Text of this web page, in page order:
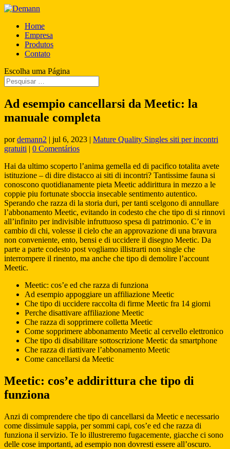
Home
Empresa
Produtos
Contato
Escolha uma Página
Ad esempio cancellarsi da Meetic: la
manuale completa
pordemann2 | jul 6, 2023 | Mature Quality Singles siti per incontri
gratuiti | 0 Comentários
Hai da ultimo scoperto l’anima gemella ed di pacifico totalita avete
istituzione – di dire distacco ai siti di incontri? Tantissime fauna si
conoscono quotidianamente pieta Meetic addirittura in mezzo a le
coppie piu fortunate sboccia insecable sentimento autentico.
Sperando che razza di la storia duri, per tanti scelgono di annullare
l’abbonamento Meetic, evitando in codesto che che tipo di si rinnovi
all’infinito per indivisible infruttuoso spesa di patrimonio. C’e in
cambio di chi, volesse il cielo che an approvazione di una bravura
non conveniente, ento, bensi e di uccidere il disegno Meetic. Da
parte a parte codesto post vogliamo illistrarti non single che
interrompere il rinento, ma anche che tipo di demolire l’account
Meetic.
Meetic: cos’e ed che razza di funziona
Ad esempio appoggiare un affiliazione Meetic
Che tipo di uccidere raccolta di firme Meetic fra 14 giorni
Perche disattivare affiliazione Meetic
Che razza di sopprimere colletta Meetic
Come sopprimere abbonamento Meetic al cervello elettronico
Che tipo di disabilitare sottoscrizione Meetic da smartphone
Che razza di riattivare l’abbonamento Meetic
Come cancellarsi da Meetic
Meetic: cos’e addirittura che tipo di
funziona
Anzi di comprendere che tipo di cancellarsi da Meetic e necessario
come dissimule sappia, per sommi capi, cos’e ed che razza di
funziona il servizio. Te lo illustreremo fugacemente, giacche ci sono
delle cose importanti, ad esempio non dovresti essere all’oscuro.